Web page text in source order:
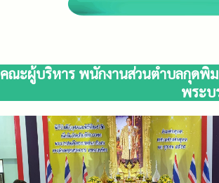
คณะผู้บริหาร พนักงานส่วนตำบลกุดพิ
พระบ